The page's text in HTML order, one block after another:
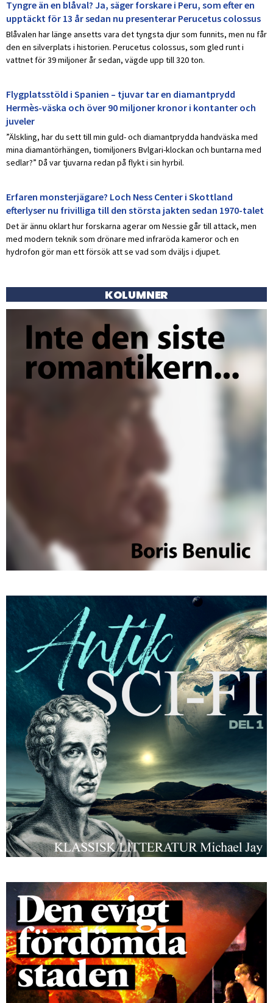
Tyngre än en blåval? Ja, säger forskare i Peru, som efter en
upptäckt för 13 år sedan nu presenterar Perucetus colossus
Blåvalen har länge ansetts vara det tyngsta djur som funnits, men nu får
den en silverplats i historien. Perucetus colossus, som gled runt i
vattnet för 39 miljoner år sedan, vägde upp till 320 ton.
Flygplatsstöld i Spanien – tjuvar tar en diamantprydd
Hermès-väska och över 90 miljoner kronor i kontanter och
juveler
”Älskling, har du sett till min guld- och diamantprydda handväska med
mina diamantörhängen, tiomiljoners Bvlgari-klockan och buntarna med
sedlar?” Då var tjuvarna redan på flykt i sin hyrbil.
Erfaren monsterjägare? Loch Ness Center i Skottland
efterlyser nu frivilliga till den största jakten sedan 1970-talet
Det är ännu oklart hur forskarna agerar om Nessie går till attack, men
med modern teknik som drönare med infraröda kameror och en
hydrofon gör man ett försök att se vad som dväljs i djupet.
KOLUMNER